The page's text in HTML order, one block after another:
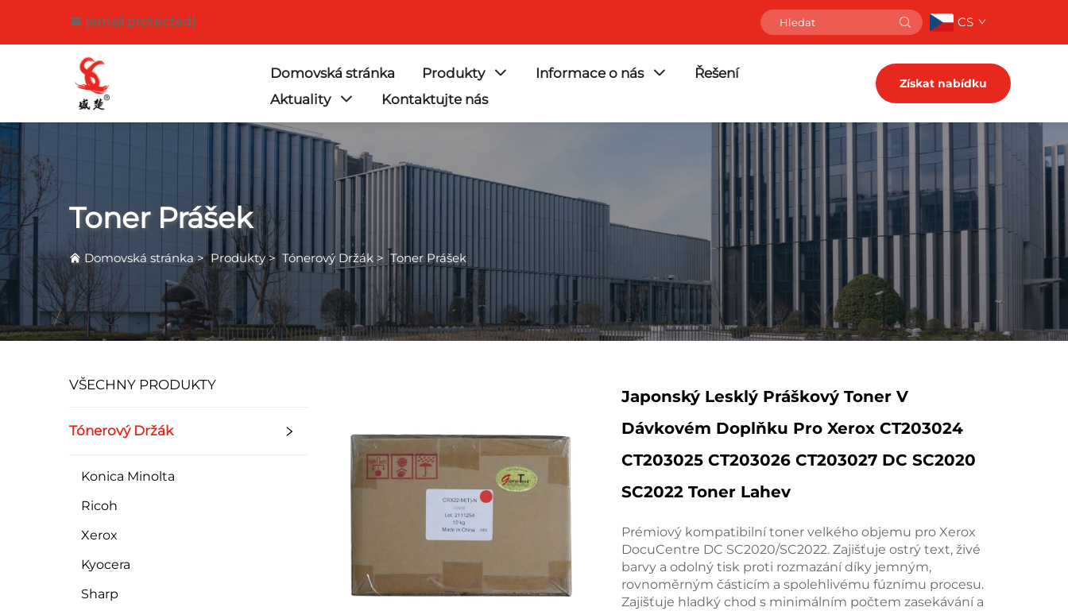
[email protected] CS
Domovská stránka Produkty Informace o nás
Řešení
Aktuality
Kontaktujte nás
Získat nabídku
Toner Prášek
Domovská stránka>Produkty> Tónerový Držák > Toner Prášek
VŠECHNY PRODUKTY
Tónerový Držák
Konica Minolta
Ricoh
Xerox
Kyocera
Sharp
Japonský Lesklý Práškový Toner V
Dávkovém Doplňku Pro Xerox CT203024
CT203025 CT203026 CT203027 DC SC2020
SC2022 Toner Lahev
Prémiový kompatibilní toner velkého objemu pro Xerox
DocuCentre DC SC2020/SC2022. Zajišťuje ostrý text, živé
barvy a odolný tisk proti rozmazání díky jemným,
rovnoměrným částicím a spolehlivému fúznímu procesu.
Zajišťuje hladký chod s minimálním počtem zasekávání a